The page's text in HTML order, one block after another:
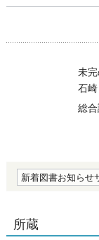
未
石
総
新着図書お知らせ
所蔵